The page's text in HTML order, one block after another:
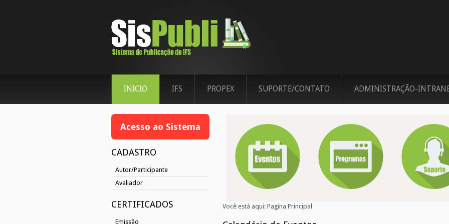
INICIO IFS PROPEX SUPORTE/CONTATO ADMINISTRAÇÃO-
Acesso ao Sistema
CADASTRO
Autor/Participante
Avaliador
CERTIFICADOS
Emissão
Você está aqui: Pagina Principal